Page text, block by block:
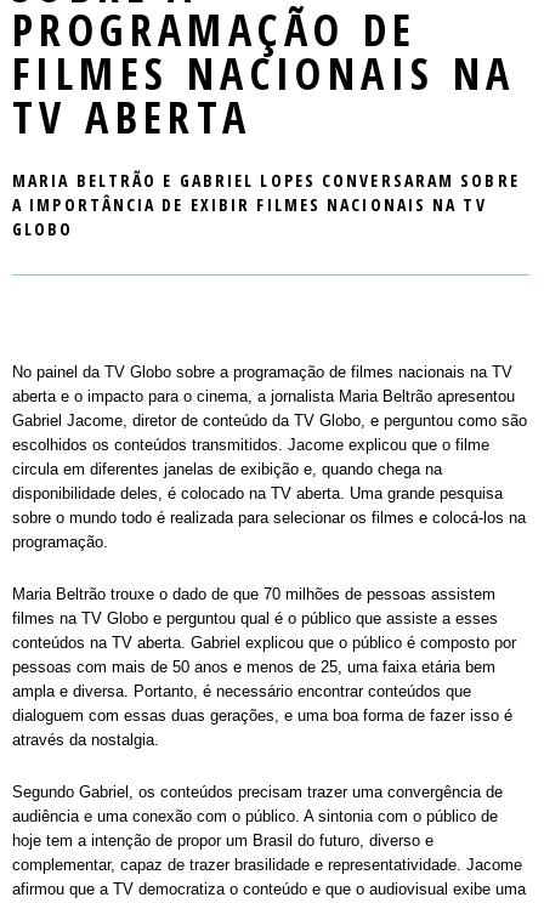
NOTÍCIAS
CONTATO
MASTERCLASS
WORKSHOPS
EXIBIÇÃO
REGULAMENTO
INSCREVA-SE
PLAYERS
Mercado
PALESTRANTES E PLAYERS
PROGRAMAÇÃO DE
FILMES NACIONAIS NA
TV ABERTA
MARIA BELTRÃO E GABRIEL LOPES CONVERSARAM SOBRE
A IMPORTÂNCIA DE EXIBIR FILMES NACIONAIS NA TV
GLOBO
No painel da TV Globo sobre a programação de filmes nacionais na TV
aberta e o impacto para o cinema, a jornalista Maria Beltrão apresentou
Gabriel Jacome, diretor de conteúdo da TV Globo, e perguntou como são
escolhidos os conteúdos transmitidos. Jacome explicou que o filme
circula em diferentes janelas de exibição e, quando chega na
disponibilidade deles, é colocado na TV aberta. Uma grande pesquisa
sobre o mundo todo é realizada para selecionar os filmes e colocá-los na
programação.
Maria Beltrão trouxe o dado de que 70 milhões de pessoas assistem
filmes na TV Globo e perguntou qual é o público que assiste a esses
conteúdos na TV aberta. Gabriel explicou que o público é composto por
pessoas com mais de 50 anos e menos de 25, uma faixa etária bem
ampla e diversa. Portanto, é necessário encontrar conteúdos que
dialoguem com essas duas gerações, e uma boa forma de fazer isso é
através da nostalgia.
Segundo Gabriel, os conteúdos precisam trazer uma convergência de
audiência e uma conexão com o público. A sintonia com o público de
hoje tem a intenção de propor um Brasil do futuro, diverso e
complementar, capaz de trazer brasilidade e representatividade. Jacome
afirmou que a TV democratiza o conteúdo e que o audiovisual exibe uma